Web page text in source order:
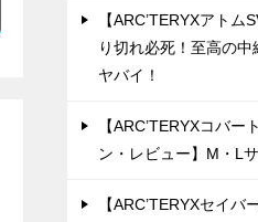
【ARC’TERYXアトム
り切れ必死！至高の
ヤバイ！
【ARC’TERYXコバー
ン・レビュー】M・L
【ARC’TERYXセイバ